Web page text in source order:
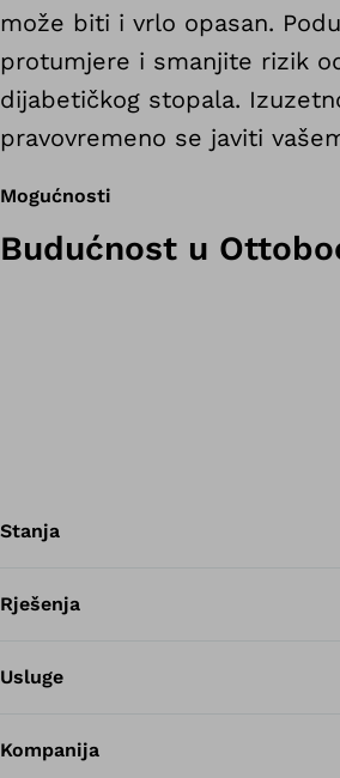
može biti i vrlo opasan.
protumjere i smanjite rizik
dijabetičkog stopala.
pravovremeno se javiti
Mogućnosti
Budućnost u
Stanja
Rješenja
Usluge
Kompanija